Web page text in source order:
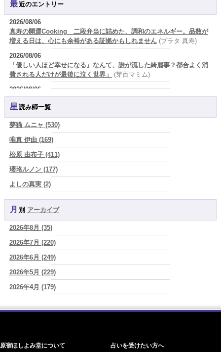
最近のエントリー
2026/08/06
真寿の開運Cooking 二段弁当に詰めた、調和のエネルギー。品数が
増える日は、心にも余裕がある証拠かもしれません (プラタ 真寿)
2026/08/06
「優しい人ほど幸せになる』なんて、誰が流した綺麗事？都合よく消
費される人だけが最後に泣く世界」
(芽百マミム)
2026/08/06
好きだけでは続かない。それでも離れられない人を愛と呼ぶほど、人
は自分を壊していく
2026/08/06
2026年8月6日 壬子 真冬の海のように、自分の道を切り拓く日
り)
2026/08/05
占いが教えてくれたのは、答えじゃなくて勇気だったお話
「言うことを聞かない子」に、どう伝える？｜紫微斗数でわかる子ど
もの特性 (美月マーシャ)
2026/08/05
紫微斗数で親子問題の原因がわかり腑におちた【育児の悩み】
Luru)
2026/08/05
YouTube恋愛3択リーディング動画ばかりみてしまう時は
才能ではなくて習慣～毎日の言葉・毎日の選択が人生をつくる～
星読み師一覧
夢猫 ムニャ (530)
唯真 伊由 (169)
松原 由布子 (411)
瓔珞ルノン (177)
よしの真実 (2)
YOSHIKI (58)
よみ (39)
一之森 陽柑 (26)
椰奈空 (64)
ワカリミ (1)
神楽峰ヴィスカ (10)
赤羽うさぎ (341)
橘メルロ (7)
月別 アーカイブ
2026年8月 (35)
2026年7月 (220)
2026年6月 (249)
2026年5月 (229)
2026年4月 (179)
2025年12月 (201)
原宿ほしよみ堂について 占いを受けたい方へ